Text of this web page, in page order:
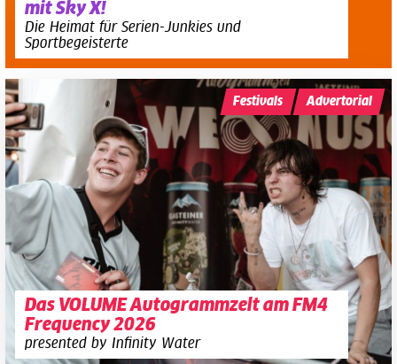
mit Sky X!
Die Heimat für Serien-Junkies und
Sportbegeisterte
Das VOLUME Autogrammzelt am FM4
Frequency 2026
presented by Infinity Water
Festivals Advertorial